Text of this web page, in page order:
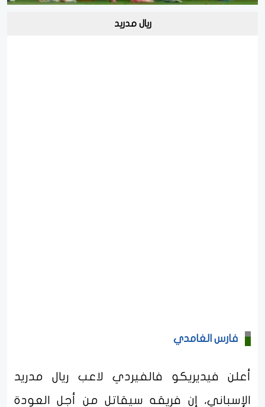
ريال مدريد
فارس الغامدي
أعلن فيديريكو فالفيردي لاعب ريال مدريد
الإسباني، إن فريقه سيقاتل من أجل العودة